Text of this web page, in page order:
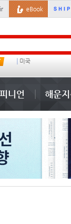
eBook
미국
니언 해운